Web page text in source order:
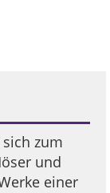
zum
und
einer